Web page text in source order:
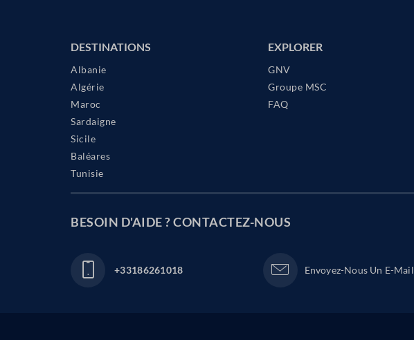
DESTINATIONS
Albanie
Algérie
Maroc
Sardaigne
Sicile
Baléares
Tunisie
EXPLORER
GNV
Groupe MSC
FAQ
BESOIN D'AIDE ? CONTACTEZ-NOUS
+33186261018 Envoyez-Nous Un E-Mail